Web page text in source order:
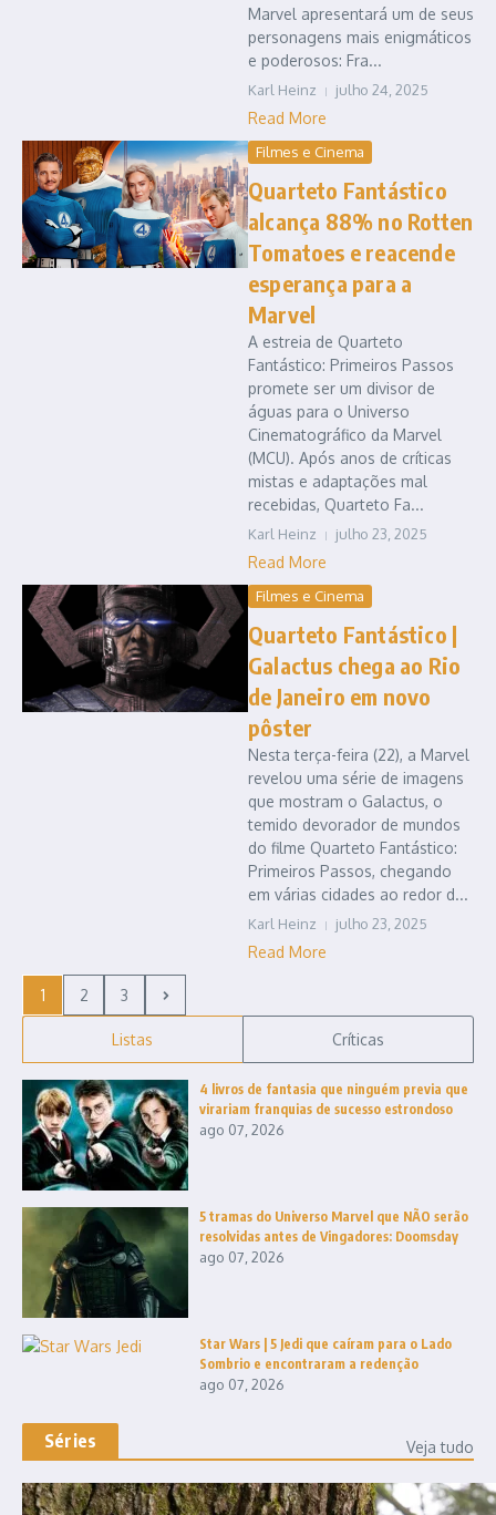
Marvel apresentará um de seus
personagens mais enigmáticos
e poderosos: Fra...
Karl Heinz julho 24, 2025
Read More
Filmes e Cinema
Quarteto Fantástico
alcança 88% no Rotten
Tomatoes e reacende
esperança para a
Marvel
A estreia de Quarteto
Fantástico: Primeiros Passos
promete ser um divisor de
águas para o Universo
Cinematográfico da Marvel
(MCU). Após anos de críticas
mistas e adaptações mal
recebidas, Quarteto Fa...
Karl Heinz julho 23, 2025
Read More
Filmes e Cinema
Quarteto Fantástico |
Galactus chega ao Rio
de Janeiro em novo
pôster
Nesta terça-feira (22), a Marvel
revelou uma série de imagens
que mostram o Galactus, o
temido devorador de mundos
do filme Quarteto Fantástico:
Primeiros Passos, chegando
em várias cidades ao redor d...
Karl Heinz julho 23, 2025
Read More
1 2 3
Listas Críticas
4 livros de fantasia que ninguém previa que
virariam franquias de sucesso estrondoso
ago 07, 2026
5 tramas do Universo Marvel que NÃO serão
resolvidas antes de Vingadores: Doomsday
ago 07, 2026
Star Wars | 5 Jedi que caíram para o Lado
Sombrio e encontraram a redenção
ago 07, 2026
Séries Veja tudo